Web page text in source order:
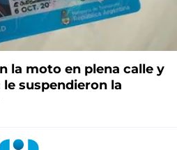
la moto en plena calle y
le suspendieron la